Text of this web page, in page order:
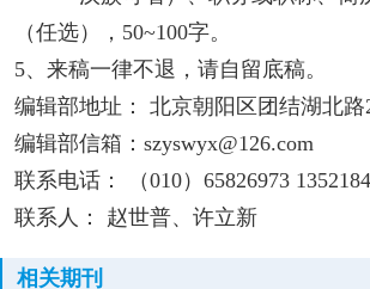
（任选），50~100字。
5、来稿一律不退，请自留底稿。
编辑部地址： 北京朝阳区团结湖北路2
编辑部信箱：szyswyx@126.com
联系电话： （010）65826973
联系人： 赵世普、许立新
相关期刊